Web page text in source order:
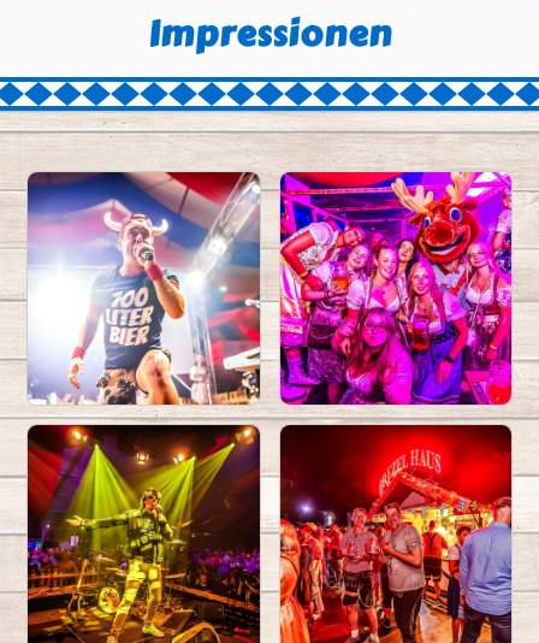
Impressionen